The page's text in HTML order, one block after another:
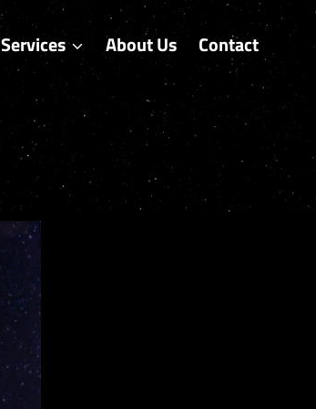
Services About Us Contact